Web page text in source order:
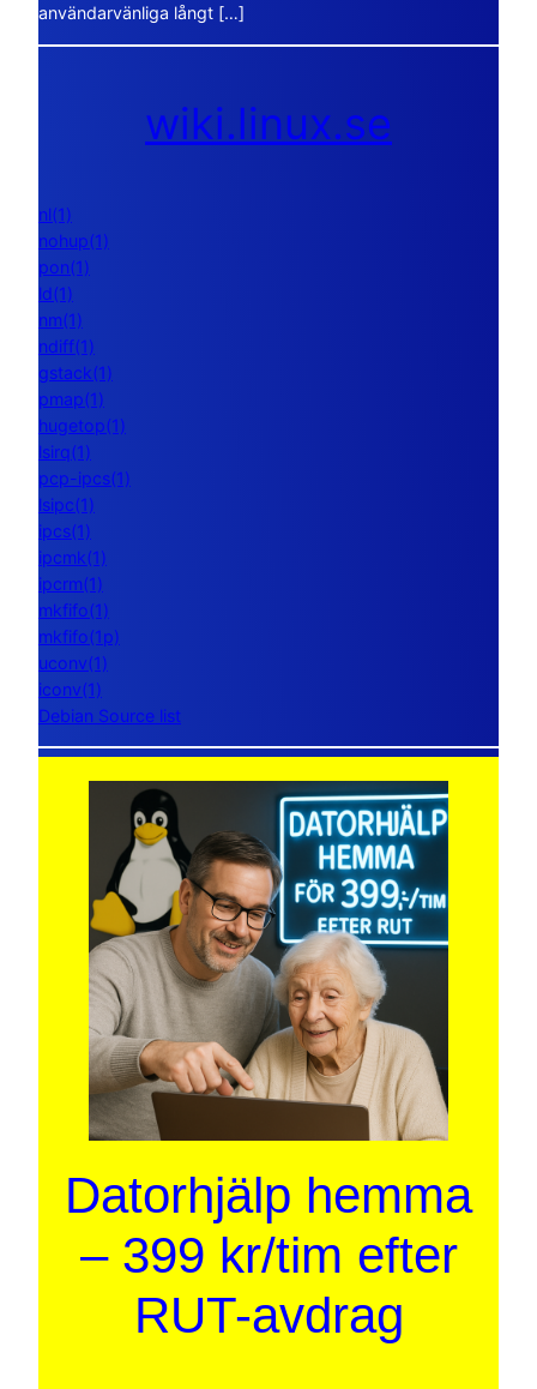
användarvänliga långt […]
wiki.linux.se
nl(1)
nohup(1)
pon(1)
ld(1)
nm(1)
ndiff(1)
gstack(1)
pmap(1)
hugetop(1)
lsirq(1)
pcp-ipcs(1)
lsipc(1)
ipcs(1)
ipcmk(1)
ipcrm(1)
mkfifo(1)
mkfifo(1p)
uconv(1)
iconv(1)
Debian Source list
Datorhjälp hemma
– 399 kr/tim efter
RUT-avdrag